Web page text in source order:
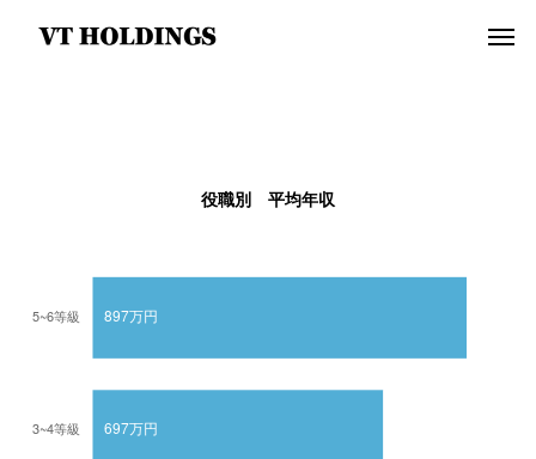
役職別 平均年収